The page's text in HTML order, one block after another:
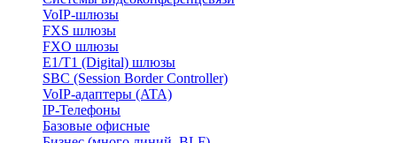
VoIP-шлюзы
FXS шлюзы
FXO шлюзы
E1/T1 (Digital) шлюзы
SBC (Session Border Controller)
VoIP-адаптеры (ATA)
IP-Телефоны
Базовые офисные